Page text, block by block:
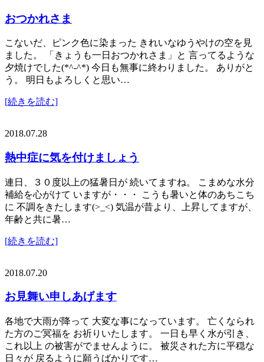
おつかれさま
こないだ、ピンク色に染まった きれいなゆうやけの空を見
ました。 「きょうも一日おつかれさま」と 言ってるような
夕焼けでした(*^-^*) 今日も無事に終わりました。 ありがと
う。 明日もよろしくと思い…
[続きを読む]
2018.07.28
熱中症に気を付けましょう
連日、３０度以上の猛暑日が 続いてますね。 こまめな水分
補給を心がけて いますが・・・ こうも暑いと体のあちこち
に 不調をきたします(>_<) 気温が昔より、上昇してますが、
年齢と共に暑…
[続きを読む]
2018.07.20
お見舞い申しあげます
各地で大雨が降って 大変な事になっています。 亡くなられ
た方のご冥福を お祈りいたします。 一日も早く水が引き、
これ以上 の被害がでませんように。 被災された方に平穏な
日々が 戻るように願うばかりです…